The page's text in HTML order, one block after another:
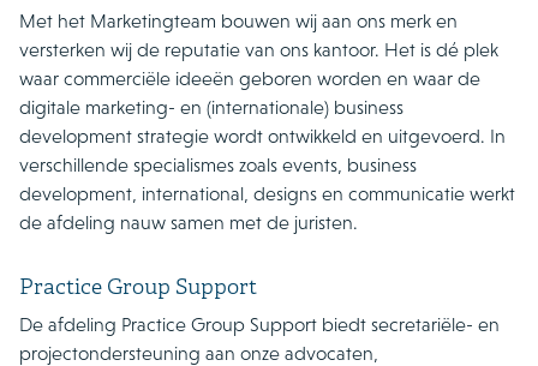
Met het Marketingteam bouwen wij aan ons merk en
versterken wij de reputatie van ons kantoor. Het is dé plek
waar commerciële ideeën geboren worden en waar de
digitale marketing- en (internationale) business
development strategie wordt ontwikkeld en uitgevoerd. In
verschillende specialismes zoals events, business
development, international, designs en communicatie werkt
de afdeling nauw samen met de juristen.
Practice Group Support
De afdeling Practice Group Support biedt secretariële- en
projectondersteuning aan onze advocaten,